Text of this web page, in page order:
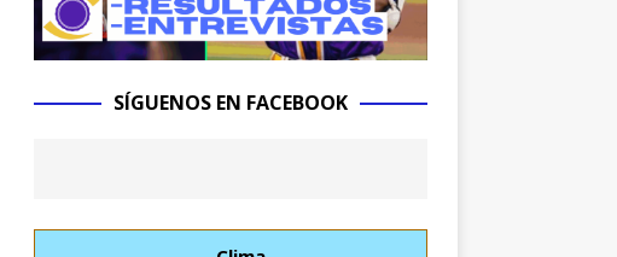
SÍGUENOS EN FACEBOOK